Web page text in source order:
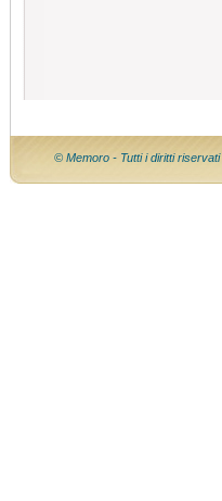
© Memoro - Tutti i diritti riservati